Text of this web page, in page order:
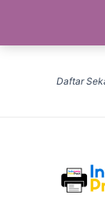
Daftar